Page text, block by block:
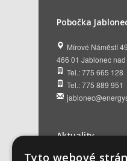
Pobočka
Mírové Náměstí
466 01 Jablonec
Tel.: 775 665 128
Tel.: 775 889 951
Aktuality
Renovační pasy
Tyto webové